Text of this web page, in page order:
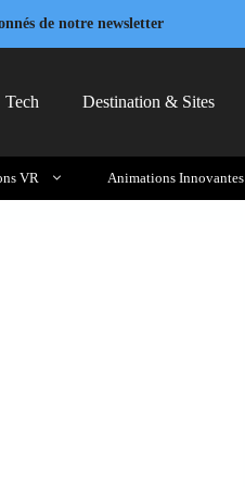
de notre newsletter
Tech Destination & Sites
VR Animations Innovantes